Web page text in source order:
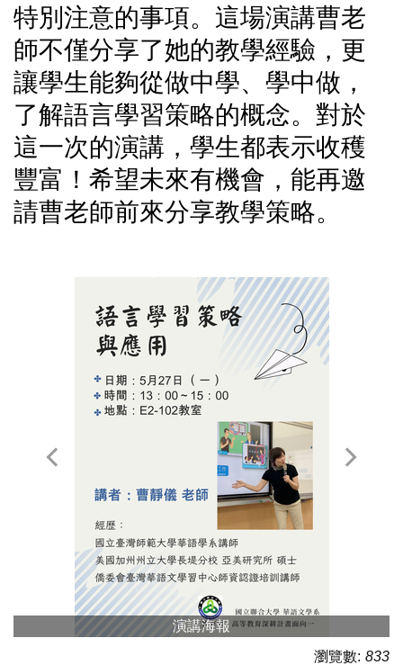
特別注意的事項。這場演講曹老
師不僅分享了她的教學經驗，更
讓學生能夠從做中學、學中做，
了解語言學習策略的概念。對於
這一次的演講，學生都表示收穫
豐富！希望未來有機會，能再邀
請曹老師前來分享教學策略。
演講海報
瀏覽數: 833